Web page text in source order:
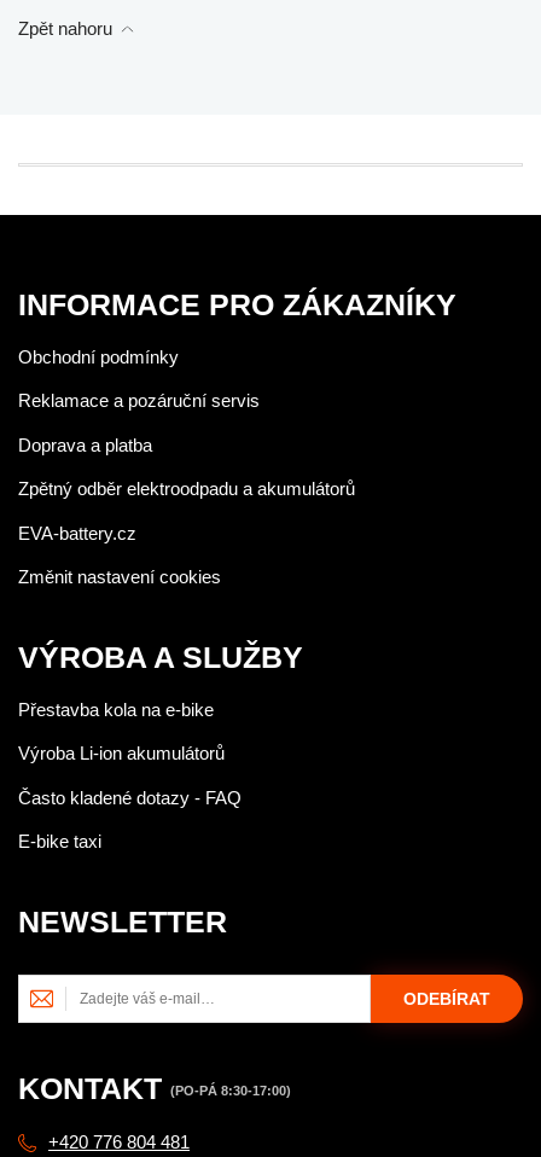
Zpět nahoru
INFORMACE PRO ZÁKAZNÍKY
Obchodní podmínky
Reklamace a pozáruční servis
Doprava a platba
Zpětný odběr elektroodpadu a akumulátorů
EVA-battery.cz
Změnit nastavení cookies
VÝROBA A SLUŽBY
Přestavba kola na e-bike
Výroba Li-ion akumulátorů
Často kladené dotazy - FAQ
E-bike taxi
NEWSLETTER
ODEBÍRAT
KONTAKT (PO-PÁ 8:30-17:00)
+420 776 804 481